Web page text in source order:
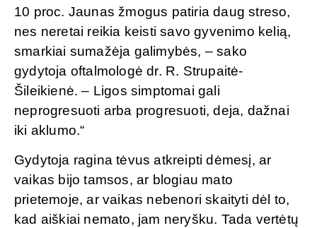
10 proc. Jaunas žmogus patiria daug streso,
nes neretai reikia keisti savo gyvenimo kelią,
smarkiai sumažėja galimybės, – sako
gydytoja oftalmologė dr. R. Strupaitė-
Šileikienė. – Ligos simptomai gali
neprogresuoti arba progresuoti, deja, dažnai
iki aklumo.“
Gydytoja ragina tėvus atkreipti dėmesį, ar
vaikas bijo tamsos, ar blogiau mato
prietemoje, ar vaikas nebenori skaityti dėl to,
kad aiškiai nemato, jam neryšku. Tada vertėtų